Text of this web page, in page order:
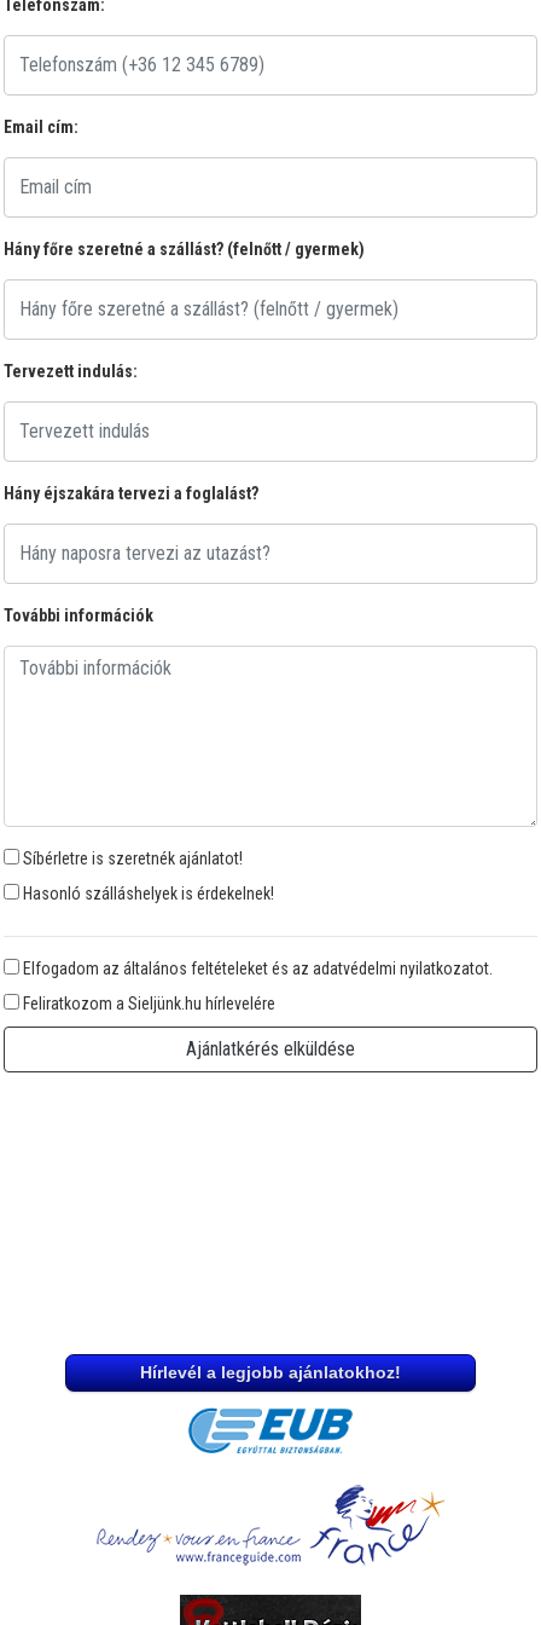
Telefonszám:
Email cím:
Hány főre szeretné a szállást? (felnőtt / gyermek)
Tervezett indulás:
Hány éjszakára tervezi a foglalást?
További információk
Síbérletre is szeretnék ajánlatot!
Hasonló szálláshelyek is érdekelnek!
Elfogadom az általános feltételeket és az adatvédelmi nyilatkozatot.
Feliratkozom a Sieljünk.hu hírlevelére
Ajánlatkérés elküldése
Hírlevél a legjobb ajánlatokhoz!